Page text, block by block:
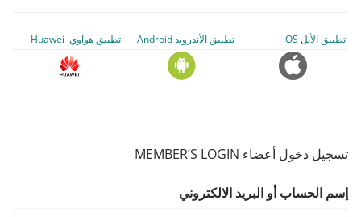
تطبيق الأبل iOS تطبيق الأندرويد Android تطبيق هواوي Huawei
تسجيل دخول أعضاء MEMBER’S LOGIN
إسم الحساب أو البريد الالكتروني